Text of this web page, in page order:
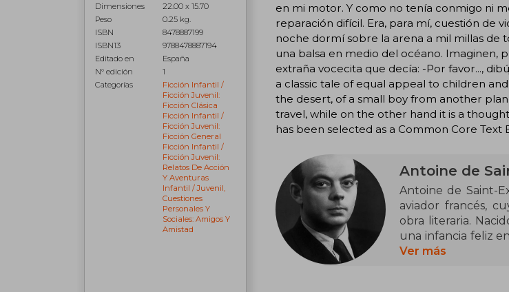
Dimensiones
22.00 x 15.70
Peso
0.25 kg.
ISBN
8478887199
ISBN13
9788478887194
Editado en
España
N° edición
1
Categorías
Ficción Infantil /
Ficción Juvenil:
Ficción Clásica
Ficción Infantil /
Ficción Juvenil:
Ficción General
Ficción Infantil /
Ficción Juvenil:
Relatos De Acción
Y Aventuras
Infantil / Juvenil,
Cuestiones
Personales Y
Sociales: Amigos Y
Amistad
en mi motor. Y como no tenía conmigo ni
reparación difícil. Era, para mí, cuestión de
noche dormí sobre la arena a mil millas de
una balsa en medio del océano. Imaginen,
extraña vocecita que decía: -Por favor...,
a classic tale of equal appeal to children
the desert, of a small boy from another
travel, while on the other hand it is a
has been selected as a Common Core Text
Antoine de
Antoine de Saint-
aviador francés,
obra literaria.
una infancia feliz
cuatro años. Su
Ver más